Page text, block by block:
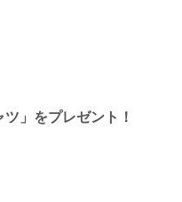
」をプレゼント！